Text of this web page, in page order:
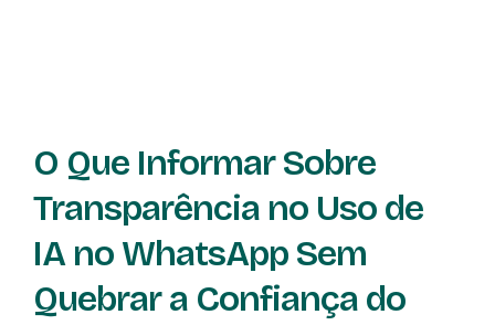
O Que Informar Sobre
Transparência no Uso de
IA no WhatsApp Sem
Quebrar a Confiança do